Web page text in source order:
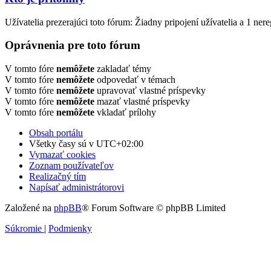
Užívatelia prezerajúci toto fórum: Žiadny pripojení užívatelia a 1
Oprávnenia pre toto fórum
V tomto fóre nemôžete zakladať témy
V tomto fóre nemôžete odpovedať v témach
V tomto fóre nemôžete upravovať vlastné príspevky
V tomto fóre nemôžete mazať vlastné príspevky
V tomto fóre nemôžete vkladať prílohy
Obsah portálu
Všetky časy sú v UTC+02:00
Vymazať cookies
Zoznam používateľov
Realizačný tím
Napísať administrátorovi
Založené na phpBB® Forum Software © phpBB Limited
Súkromie | Podmienky